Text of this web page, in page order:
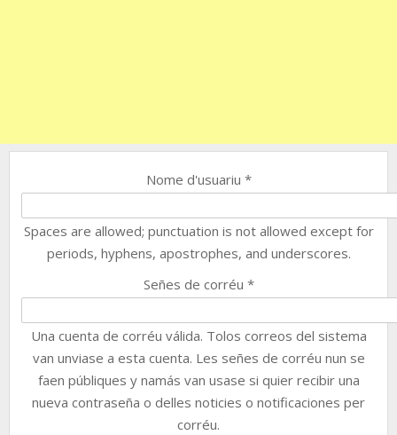
Nome d'usuariu *
Spaces are allowed; punctuation is not allowed except for
periods, hyphens, apostrophes, and underscores.
Señes de corréu *
Una cuenta de corréu válida. Tolos correos del sistema
van unviase a esta cuenta. Les señes de corréu nun se
faen públiques y namás van usase si quier recibir una
nueva contraseña o delles noticies o notificaciones per
corréu.